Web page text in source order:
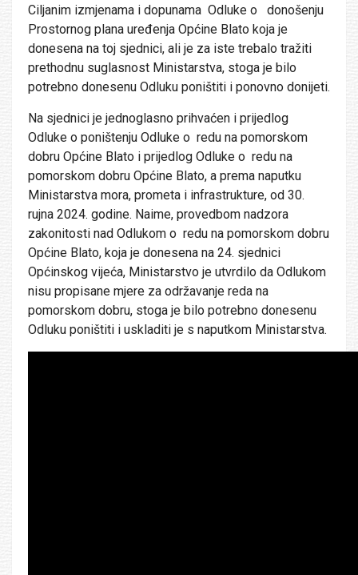
Ciljanim izmjenama i dopunama Odluke o donošenju
Prostornog plana uređenja Općine Blato koja je
donesena na toj sjednici, ali je za iste trebalo tražiti
prethodnu suglasnost Ministarstva, stoga je bilo
potrebno donesenu Odluku poništiti i ponovno donijeti.
Na sjednici je jednoglasno prihvaćen i prijedlog
Odluke o poništenju Odluke o redu na pomorskom
dobru Općine Blato i prijedlog Odluke o redu na
pomorskom dobru Općine Blato, a prema naputku
Ministarstva mora, prometa i infrastrukture, od 30.
rujna 2024. godine. Naime, provedbom nadzora
zakonitosti nad Odlukom o redu na pomorskom dobru
Općine Blato, koja je donesena na 24. sjednici
Općinskog vijeća, Ministarstvo je utvrdilo da Odlukom
nisu propisane mjere za održavanje reda na
pomorskom dobru, stoga je bilo potrebno donesenu
Odluku poništiti i uskladiti je s naputkom Ministarstva.